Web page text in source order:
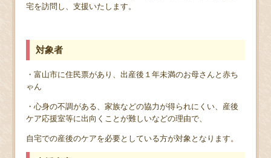
宅を訪問し、支援いたします。
対象者
・富山市に住民票があり、出産後１年未満のお母さんと赤ち
ゃん
・心身の不調がある、家族などの協力が得られにくい、産後
ケア応援室等に出向くことが難しいなどの理由で、
自宅での産後のケアを必要としている方が対象となります。